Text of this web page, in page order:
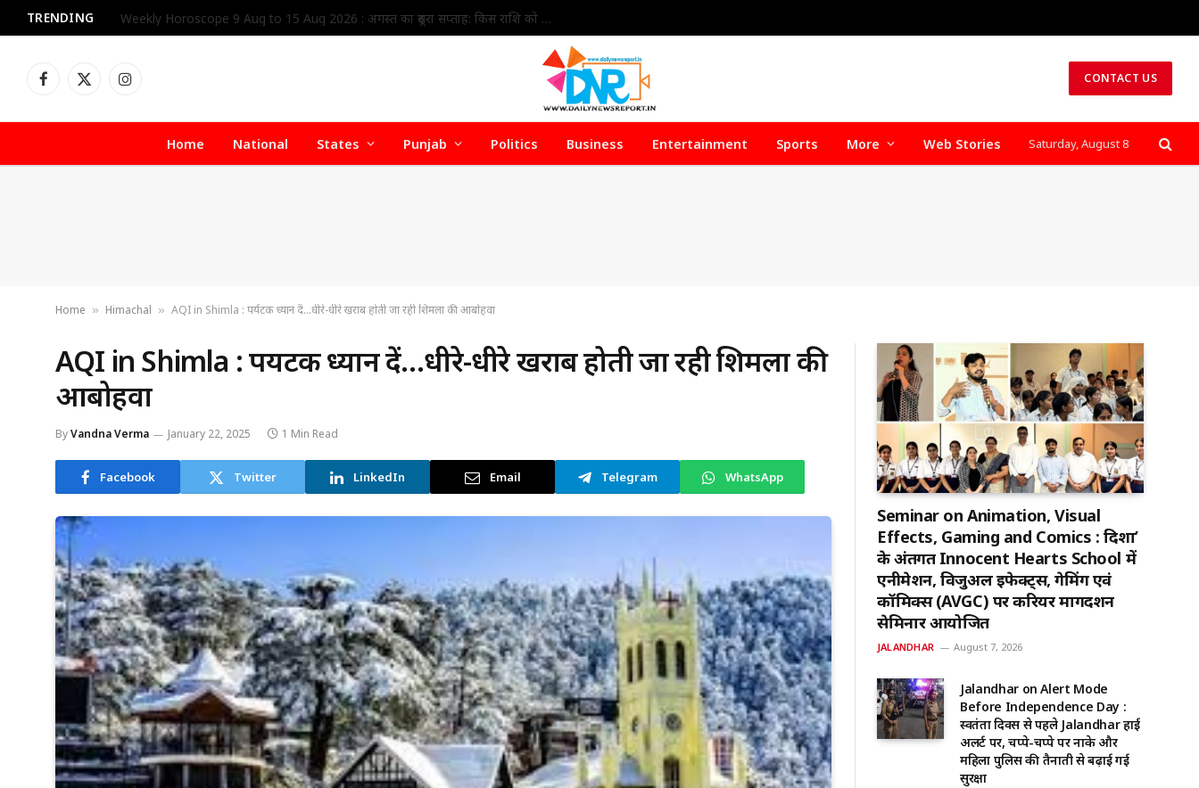
TRENDING Seminar on Animation, Visual Effects, Gaming and Comics : दिशा’ के अंतर्गत Innocent Hearts School में एनीमेशन, विजुअल इफेक्ट्स, गेमिंग एवं कॉमिक्स (AVGC) पर करियर मार्गदर्शन सेमिनार आयोजित
Facebook
X
Instagram CONTACT US
Home National States Punjab Politics Business Entertainment Sports More Web Stories Saturday, August 8
Home » Himachal » AQI in Shimla : पर्यटक ध्यान दें…धीरे-धीरे खराब होती जा रही शिमला की आबोहवा
AQI in Shimla : पर्यटक ध्यान दें…धीरे-धीरे खराब होती जा रही शिमला की
आबोहवा
ByVandna Verma January 22, 2025 1 Min Read
Facebook Twitter LinkedIn Email Telegram WhatsApp
Seminar on Animation, Visual
Effects, Gaming and Comics : दिशा’
के अंतर्गत Innocent Hearts School में
एनीमेशन, विजुअल इफेक्ट्स, गेमिंग एवं
कॉमिक्स (AVGC) पर करियर मार्गदर्शन
सेमिनार आयोजित
JALANDHAR August 7, 2026
Jalandhar on Alert Mode
Before Independence Day :
स्वतंत्रता दिवस से पहले Jalandhar हाई
अलर्ट पर, चप्पे-चप्पे पर नाके और
महिला पुलिस की तैनाती से बढ़ाई गई
सुरक्षा